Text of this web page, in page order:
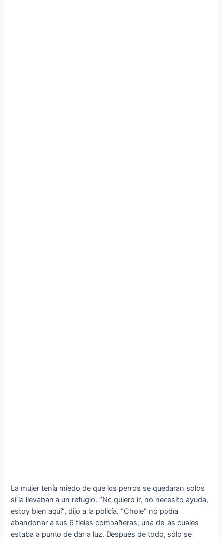
La mujer tenía miedo de que los perros se quedaran solos
si la llevaban a un refugio. “No quiero ir, no necesito ayuda,
estoy bien aquí”, dijo a la policía. “Chole” no podía
abandonar a sus 6 fieles compañeras, una de las cuales
estaba a punto de dar a luz. Después de todo, sólo se